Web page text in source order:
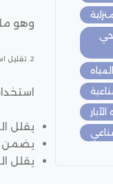
وهو
2. تقليل استهلاك المياه المعبأة
يقلل
يضمن
يقلل